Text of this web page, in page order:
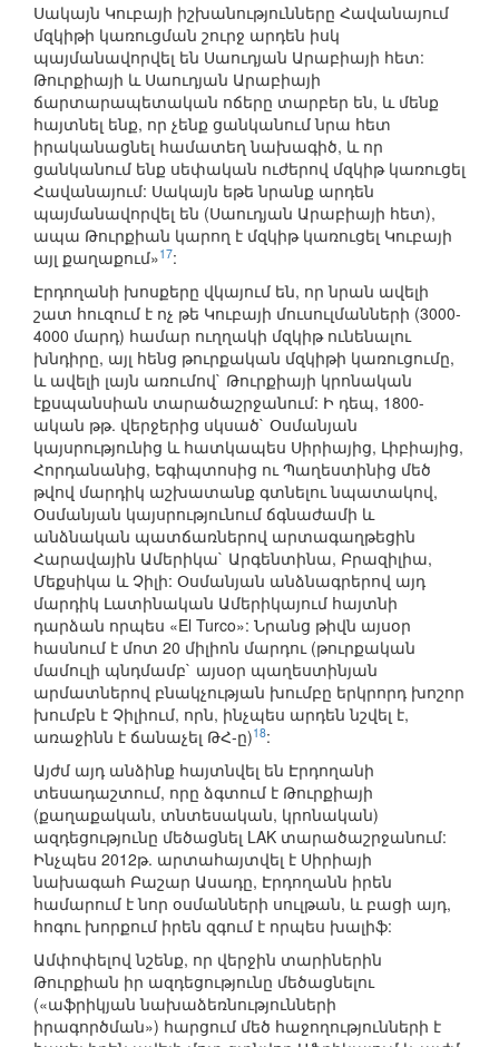
Սակայն Կուբայի իշխանությունները Հավանայում
մզկիթի կառուցման շուրջ արդեն իսկ
պայմանավորվել են Սաուդյան Արաբիայի հետ:
Թուրքիայի և Սաուդյան Արաբիայի
ճարտարապետական ոճերը տարբեր են, և մենք
հայտնել ենք, որ չենք ցանկանում նրա հետ
իրականացնել համատեղ նախագիծ, և որ
ցանկանում ենք սեփական ուժերով մզկիթ կառուցել
Հավանայում: Սակայն եթե նրանք արդեն
պայմանավորվել են (Սաուդյան Արաբիայի հետ),
ապա Թուրքիան կարող է մզկիթ կառուցել Կուբայի
այլ քաղաքում»17:
Էրդողանի խոսքերը վկայում են, որ նրան ավելի
շատ հուզում է ոչ թե Կուբայի մուսուլմանների (3000-
4000 մարդ) համար ուղղակի մզկիթ ունենալու
խնդիրը, այլ հենց թուրքական մզկիթի կառուցումը,
և ավելի լայն առումով` Թուրքիայի կրոնական
էքսպանսիան տարածաշրջանում: Ի դեպ, 1800-
ական թթ. վերջերից սկսած` Օսմանյան
կայսրությունից և հատկապես Սիրիայից, Լիբիայից,
Հորդանանից, Եգիպտոսից ու Պաղեստինից մեծ
թվով մարդիկ աշխատանք գտնելու նպատակով,
Օսմանյան կայսրությունում ճգնաժամի և
անձնական պատճառներով արտագաղթեցին
Հարավային Ամերիկա` Արգենտինա, Բրազիլիա,
Մեքսիկա և Չիլի: Օսմանյան անձնագրերով այդ
մարդիկ Լատինական Ամերիկայում հայտնի
դարձան որպես «El Turco»: Նրանց թիվն այսօր
հասնում է մոտ 20 միլիոն մարդու (թուրքական
մամուլի պնդմամբ` այսօր պաղեստինյան
արմատներով բնակչության խումբը երկրորդ խոշոր
խումբն է Չիլիում, որն, ինչպես արդեն նշվել է,
առաջինն է ճանաչել ԹՀ-ը)18:
Այժմ այդ անձինք հայտնվել են Էրդողանի
տեսադաշտում, որը ձգտում է Թուրքիայի
(քաղաքական, տնտեսական, կրոնական)
ազդեցությունը մեծացնել LAK տարածաշրջանում:
Ինչպես 2012թ. արտահայտվել է Սիրիայի
նախագահ Բաշար Ասադը, Էրդողանն իրեն
համարում է նոր օսմանների սուլթան, և բացի այդ,
հոգու խորքում իրեն զգում է որպես խալիֆ:
Ամփոփելով նշենք, որ վերջին տարիներին
Թուրքիան իր ազդեցությունը մեծացնելու
(«աֆրիկյան նախաձեռնությունների
իրագործման») հարցում մեծ հաջողությունների է